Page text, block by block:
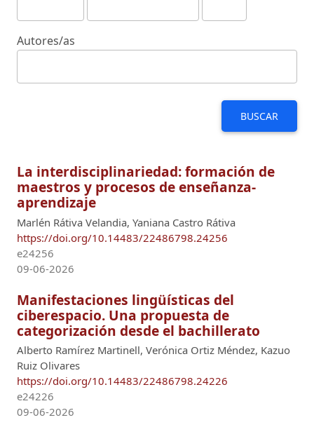
Autores/as
BUSCAR
La interdisciplinariedad: formación de
maestros y procesos de enseñanza-
aprendizaje
Marlén Rátiva Velandia, Yaniana Castro Rátiva
https://doi.org/10.14483/22486798.24256
e24256
09-06-2026
Manifestaciones lingüísticas del
ciberespacio. Una propuesta de
categorización desde el bachillerato
Alberto Ramírez Martinell, Verónica Ortiz Méndez, Kazuo
Ruiz Olivares
https://doi.org/10.14483/22486798.24226
e24226
09-06-2026